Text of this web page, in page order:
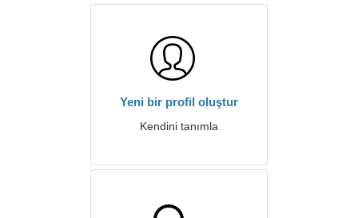
Yeni bir profil oluştur
Kendini tanımla